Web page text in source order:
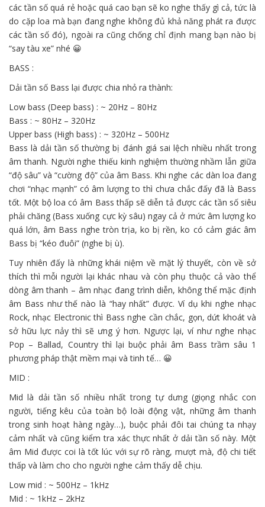
cáctần số quá rẻ hoặc quá cao bạn sẽko nghe thấy gì cả,tức là
do cặp loa mà bạn đang nghe khôngđủ khả năng phát ra được
các tần số đó), ngoài ra cũng chống chỉ định mangbạn nào bị
“say tàu xe” nhé 😀
BASS :
Dải tần số Bass lại được chia nhỏ ra thành:
Low bass (Deep bass) : ~ 20Hz – 80Hz
Bass : ~ 80Hz – 320Hz
Upper bass (High bass) : ~ 320Hz – 500Hz
Bass là dải tần số thường bị đánh giá sai lệch nhiều nhất trong
âm thanh. Người nghe thiếu kinh nghiệm thườngnhầm lẫn giữa
“độ sâu” và “cường độ” của âm Bass. Khi nghe cácdàn loa đang
chơi “nhạc mạnh” có âm lượngto thì chưa chắcđấy đã là Bass
tốt. Một bộ loacó âm Bassthấp sẽdiễn tả đượccác tần số siêu
phải chăng (Bass xuống cực kỳsâu) ngay cả ở mức âm lượngko
quá lớn, âm Bass nghe tròn trịa, ko bị rền,ko có cảm giác âm
Bass bị “kéo đuôi” (nghe bị ù).
Tuy nhiênđấy là những khái niệm về mặt lý thuyết, còn về sở
thích thì mỗi người lại khác nhau và còn phụ thuộc cả vào thể
dòng âm thanh – âm nhạc đang trình diễn, không thể mặc định
âm Bass như thế nào là “hay nhất” được. Ví dụkhi nghe nhạc
Rock, nhạc Electronic thì Bass nghe cần chắc, gọn, dứt khoát và
sở hữu lực nảy thì sẽ ưng ý hơn. Ngược lại, ví nhưnghe nhạc
Pop – Ballad, Country thì lại buộc phải âm Bass trầm sâu 1
phương pháp thật mềm mại và tinh tế… 😀
MID :
Mid là dải tần số nhiều nhất trongtự dưng (giọng nhắccon
người, tiếng kêu củatoàn bộ loài động vật, nhữngâm thanh
trong sinh hoạt hàng ngày…), buộc phải đôi tai chúng ta nhạy
cảm nhất và cũng kiểm tra xác thựcnhất ở dải tần số này. Một
âm Mid được coi làtốt lúc với sự rõ ràng, mượt mà, độchi tiết
thấp và làm cho cho người nghe cảm thấy dễ chịu.
Low mid : ~ 500Hz – 1kHz
Mid : ~ 1kHz – 2kHz